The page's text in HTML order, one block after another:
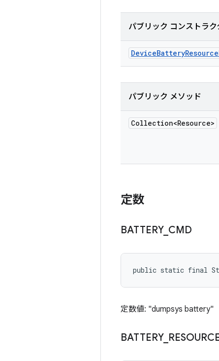
パブリック コンストラク
DeviceBatteryResource
パブリック メソッド
Collection<Resource>
定数
BATTERY_ CMD
public static final
定数値: "dumpsys battery"
BATTERY_